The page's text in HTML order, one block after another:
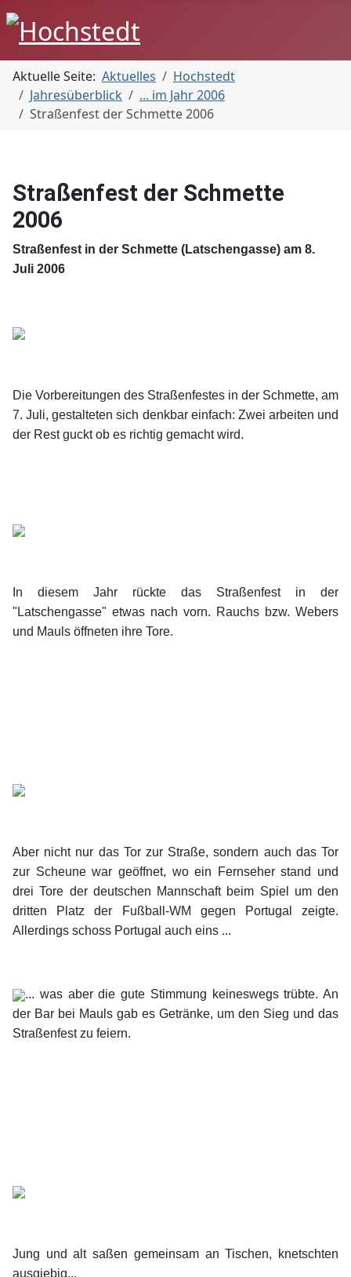
Aktuelle Seite: Aktuelles
Hochstedt
Jahresüberblick
... im Jahr 2006
Straßenfest der Schmette 2006
Straßenfest der Schmette
2006
Straßenfest in der Schmette (Latschengasse) am 8.
Juli 2006
Die Vorbereitungen des Straßenfestes in der Schmette, am
7. Juli, gestalteten sich denkbar einfach: Zwei arbeiten und
der Rest guckt ob es richtig gemacht wird.
In diesem Jahr rückte das Straßenfest in der
"Latschengasse" etwas nach vorn. Rauchs bzw. Webers
und Mauls öffneten ihre Tore.
Aber nicht nur das Tor zur Straße, sondern auch das Tor
zur Scheune war geöffnet, wo ein Fernseher stand und
drei Tore der deutschen Mannschaft beim Spiel um den
dritten Platz der Fußball-WM gegen Portugal zeigte.
Allerdings schoss Portugal auch eins ...
... was aber die gute Stimmung keineswegs trübte. An
der Bar bei Mauls gab es Getränke, um den Sieg und das
Straßenfest zu feiern.
Jung und alt saßen gemeinsam an Tischen, knetschten
ausgiebig...